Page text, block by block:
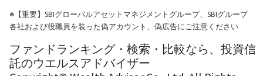
※【重要】SBIグローバルアセットマネジメントグループ、SBIグループ
各社および役職員を装った偽アカウント、偽広告にご注意ください
ファンドランキング・検索・比較なら、投資信
託のウエルスアドバイザー